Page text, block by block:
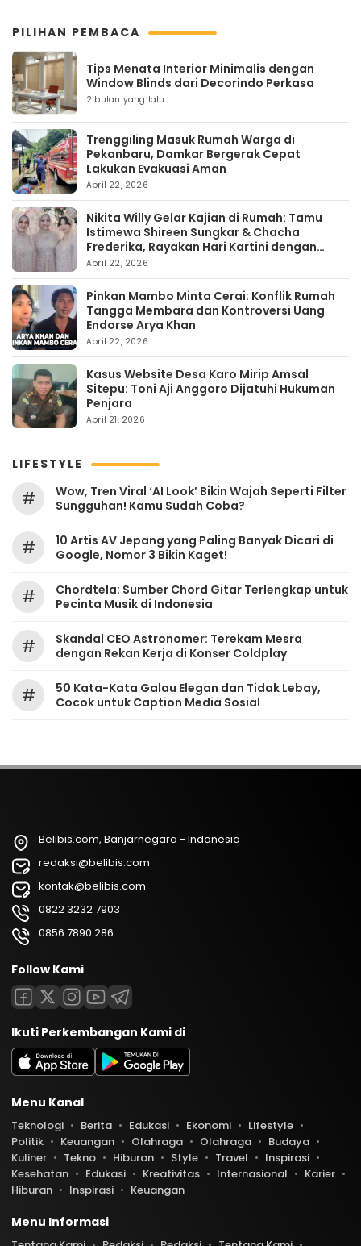
PILIHAN PEMBACA
Tips Menata Interior Minimalis dengan
Window Blinds dari Decorindo Perkasa
2 bulan yang lalu
Trenggiling Masuk Rumah Warga di
Pekanbaru, Damkar Bergerak Cepat
Lakukan Evakuasi Aman
April 22, 2026
Nikita Willy Gelar Kajian di Rumah: Tamu
Istimewa Shireen Sungkar & Chacha
Frederika, Rayakan Hari Kartini dengan
Kehangatan
April 22, 2026
Pinkan Mambo Minta Cerai: Konflik Rumah
Tangga Membara dan Kontroversi Uang
Endorse Arya Khan
April 22, 2026
Kasus Website Desa Karo Mirip Amsal
Sitepu: Toni Aji Anggoro Dijatuhi Hukuman
Penjara
April 21, 2026
LIFESTYLE
#
Wow, Tren Viral ‘AI Look’ Bikin Wajah Seperti Filter
Sungguhan! Kamu Sudah Coba?
#
10 Artis AV Jepang yang Paling Banyak Dicari di
Google, Nomor 3 Bikin Kaget!
#
Chordtela: Sumber Chord Gitar Terlengkap untuk
Pecinta Musik di Indonesia
#
Skandal CEO Astronomer: Terekam Mesra
dengan Rekan Kerja di Konser Coldplay
#
50 Kata-Kata Galau Elegan dan Tidak Lebay,
Cocok untuk Caption Media Sosial
Belibis.com, Banjarnegara - Indonesia
redaksi@belibis.com
kontak@belibis.com
0822 3232 7903
0856 7890 286
Follow Kami
Ikuti Perkembangan Kami di
Menu Kanal
Teknologi Berita Edukasi Ekonomi
Lifestyle
Politik
Keuangan Olahraga Olahraga
Budaya
Kuliner
Tekno Hiburan Style Travel
Inspirasi
Kesehatan
Edukasi Kreativitas Internasional
Karier
Hiburan
Inspirasi Keuangan
Menu Informasi